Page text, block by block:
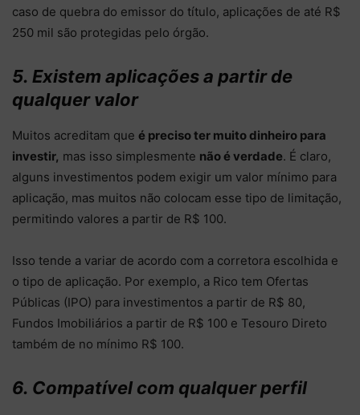
caso de quebra do emissor do título, aplicações de até R$
250 mil são protegidas pelo órgão.
5. Existem aplicações a partir de
qualquer valor
Muitos acreditam que é preciso ter muito dinheiro para
investir, mas isso simplesmente não é verdade. É claro,
alguns investimentos podem exigir um valor mínimo para
aplicação, mas muitos não colocam esse tipo de limitação,
permitindo valores a partir de R$ 100.
Isso tende a variar de acordo com a corretora escolhida e
o tipo de aplicação. Por exemplo, a Rico tem Ofertas
Públicas (IPO) para investimentos a partir de R$ 80,
Fundos Imobiliários a partir de R$ 100 e Tesouro Direto
também de no mínimo R$ 100.
6. Compatível com qualquer perfil